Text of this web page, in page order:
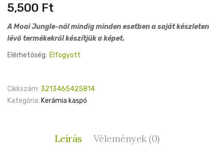
5,500 Ft
A Moai Jungle-nál mindig minden esetben a saját készleten
lévő termékekről készítjük a képet.
Elérhetőség: Elfogyott
Cikkszám: 3213465425814
Kategória: Kerámia kaspó
Leírás Vélemények (0)